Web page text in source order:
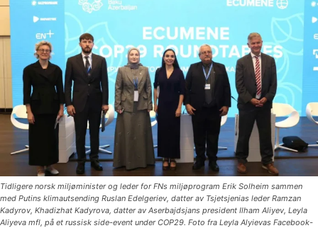
Tidligere norsk miljøminister og leder for FNs miljøprogram Erik Solheim sammen
med Putins klimautsending Ruslan Edelgeriev, datter av Tsjetsjenias leder Ramzan
Kadyrov, Khadizhat Kadyrova, datter av Aserbajdsjans president Ilham Aliyev, Leyla
Aliyeva mfl, på et russisk side-event under COP29. Foto fra Leyla Alyievas Facebook-